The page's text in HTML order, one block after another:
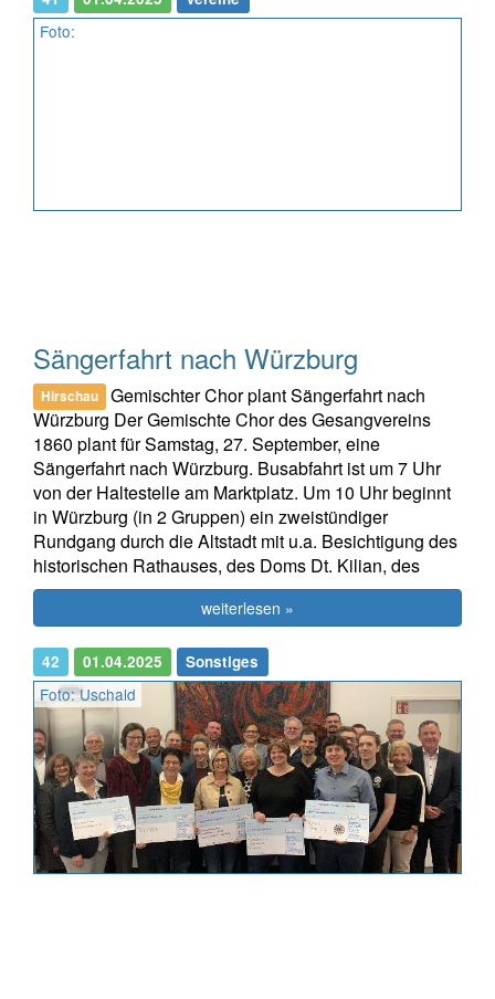
Foto:
Sängerfahrt nach Würzburg
Hirschau
Gemischter Chor plant Sängerfahrt nach
Würzburg Der Gemischte Chor des Gesangvereins
1860 plant für Samstag, 27. September, eine
Sängerfahrt nach Würzburg. Busabfahrt ist um 7 Uhr
von der Haltestelle am Marktplatz. Um 10 Uhr beginnt
in Würzburg (in 2 Gruppen) ein zweistündiger
Rundgang durch die Altstadt mit u.a. Besichtigung des
historischen Rathauses, des Doms Dt. Kilian, des
weiterlesen »
42 01.04.2025 Sonstiges
Foto: Uschald